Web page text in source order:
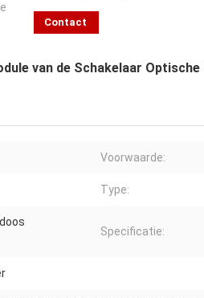
Contact
van de Schakelaar
Voorwaarde:
Type:
Specificatie: